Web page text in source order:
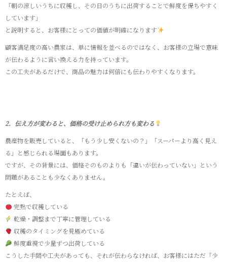
「朝の涼しいうちに収穫し、その日のうちに出荷することで鮮度を保ちやすく
しています」
と説明すると、お客様にとっての価値が明確になります
顧客満足度の高い農家は、単に情報を並べるのではなく、お客様の立場で意味
が伝わるように言い換える力を持っています。
この工夫があるだけで、商品の魅力は何倍にも伝わりやすくなります。
2．伝え方が変わると、価格の受け止められ方も変わる
農産物を販売していると、「もう少し安くないの？」「スーパーより高く見え
る」と感じられる場面もあります。
ですが、その背景には、価格そのものよりも「違いが伝わっていない」という
問題があることも少なくありません。
たとえば、
完熟で収穫している
乾燥・調整まで丁寧に管理している
収穫のタイミングを見極めている
鮮度重視で少量ずつ出荷している
こうした手間や工夫があっても、それが伝わらなければ、お客様にはただ「少